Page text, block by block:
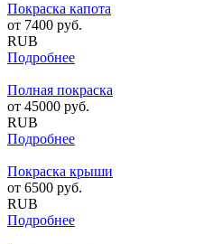
Покраска капота
от 7400 руб.
RUB
Подробнее
Полная покраска
от 45000 руб.
RUB
Подробнее
Покраска крыши
от 6500 руб.
RUB
Подробнее